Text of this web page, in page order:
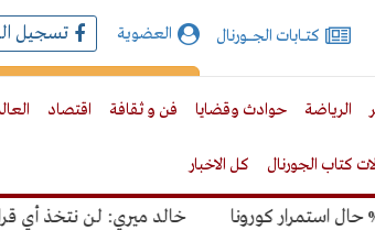
كتـــابات الجـــــورنال العضوية تسجيل
الرياضة حوادث وقضايا فن و ثقافة اقتصاد
كتاب الجورنال كل الاخبار
خالد ميري: لن نتخذ أي قرار